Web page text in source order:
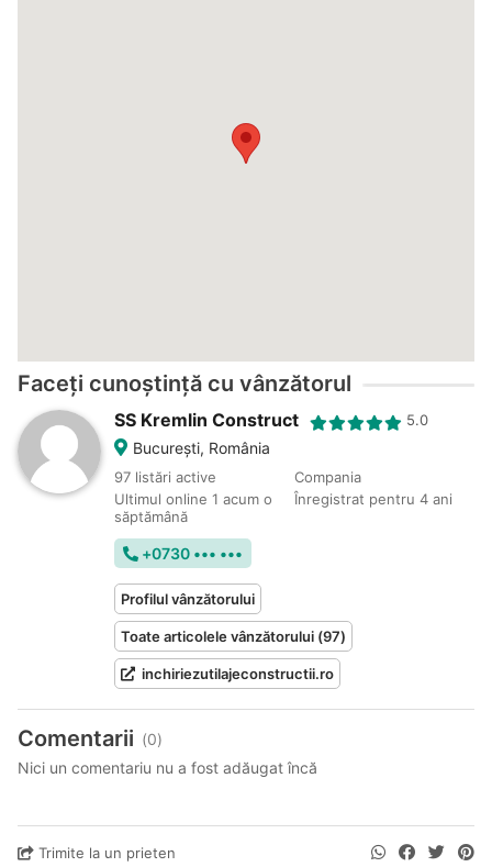
Faceți cunoștință cu vânzătorul
SS Kremlin Construct 5.0
Bucureşti, România
97 listări active
Compania
Ultimul online 1 acum o
săptămână
Înregistrat pentru 4 ani
+0730 ••• •••
Profilul vânzătorului
Toate articolele vânzătorului (97)
inchiriezutilajeconstructii.ro
Comentarii (0)
Nici un comentariu nu a fost adăugat încă
Trimite la un prieten